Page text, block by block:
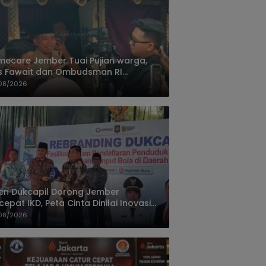
Jember Tuai Pujian warga,
Fawait dan Ombudsman RI
Layanan Kesehatan Rumah
2026
Dukcapil Dorong Jember
IKD, Peta Cinta Dinilai Inovasi
Terbaik
2026